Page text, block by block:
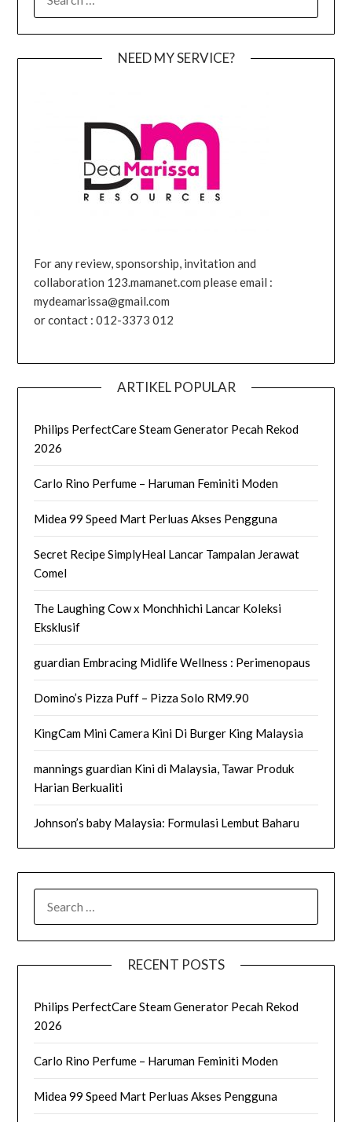
FOR:
NEED MY SERVICE?
For any review, sponsorship, invitation and
collaboration 123.mamanet.com please email :
mydeamarissa@gmail.com
or contact : 012-3373 012
ARTIKEL POPULAR
Philips PerfectCare Steam Generator Pecah Rekod
2026
Carlo Rino Perfume – Haruman Feminiti Moden
Midea 99 Speed Mart Perluas Akses Pengguna
Secret Recipe SimplyHeal Lancar Tampalan Jerawat
Comel
The Laughing Cow x Monchhichi Lancar Koleksi
Eksklusif
guardian Embracing Midlife Wellness : Perimenopaus
Domino’s Pizza Puff – Pizza Solo RM9.90
KingCam Mini Camera Kini Di Burger King Malaysia
mannings guardian Kini di Malaysia, Tawar Produk
Harian Berkualiti
Johnson’s baby Malaysia: Formulasi Lembut Baharu
FOR:
RECENT POSTS
Philips PerfectCare Steam Generator Pecah Rekod
2026
Carlo Rino Perfume – Haruman Feminiti Moden
Midea 99 Speed Mart Perluas Akses Pengguna